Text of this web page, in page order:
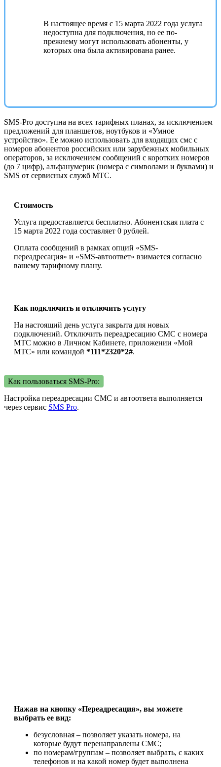
В настоящее время с 15 марта 2022 года услуга
недоступна для подключения, но ее по-
прежнему могут использовать абоненты, у
которых она была активирована ранее.
SMS-Pro доступна на всех тарифных планах, за исключением
предложений для планшетов, ноутбуков и «Умное
устройство». Ее можно использовать для входящих смс с
номеров абонентов российских или зарубежных мобильных
операторов, за исключением сообщений с коротких номеров
(до 7 цифр), альфанумерик (номера с символами и буквами) и
SMS от сервисных служб МТС.
Стоимость
Услуга предоставляется бесплатно. Абонентская плата с
15 марта 2022 года составляет 0 рублей.
Оплата сообщений в рамках опций «SMS-
переадресация» и «SMS-автоответ» взимается согласно
вашему тарифному плану.
Как подключить и отключить услугу
На настоящий день услуга закрыта для новых
подключений. Отключить переадресацию СМС с номера
МТС можно в Личном Кабинете, приложении «Мой
МТС» или командой *111*2320*2#.
Как пользоваться SMS-Pro:
Настройка переадресации СМС и автоответа выполняется
через сервис SMS Pro.
Нажав на кнопку «Переадресация», вы можете
выбрать ее вид:
безусловная – позволяет указать номера, на
которые будут перенаправлены СМС;
по номерам/группам – позволяет выбрать, с каких
телефонов и на какой номер будет выполнена